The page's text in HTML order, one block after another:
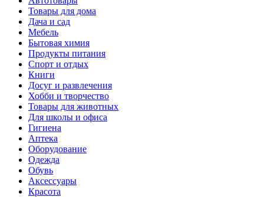
Товары для дома
Дача и сад
Мебель
Бытовая химия
Продукты питания
Спорт и отдых
Книги
Досуг и развлечения
Хобби и творчество
Товары для животных
Для школы и офиса
Гигиена
Аптека
Оборудование
Одежда
Обувь
Аксессуары
Красота